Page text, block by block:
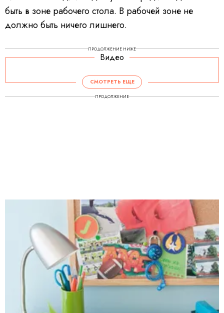
быть в зоне рабочего стола. В рабочей зоне не
должно быть ничего лишнего.
ПРОДОЛЖЕНИЕ НИЖЕ
Видео
СМОТРЕТЬ ЕЩЕ
ПРОДОЛЖЕНИЕ